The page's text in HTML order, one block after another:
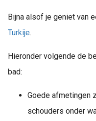
Bijna alsof je geniet van
Turkije.
Hieronder volgende de
bad:
Goede afmetingen
schouders onder